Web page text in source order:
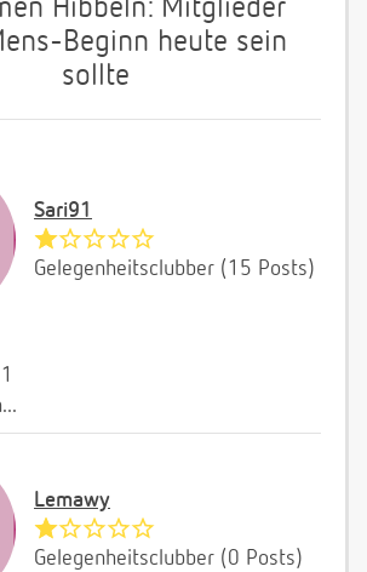
Hibbeln: Mitglieder
Beginn heute sein
sollte
Sari91
Gelegenheitsclubber (15 Posts)
Lemawy
Gelegenheitsclubber (0 Posts)